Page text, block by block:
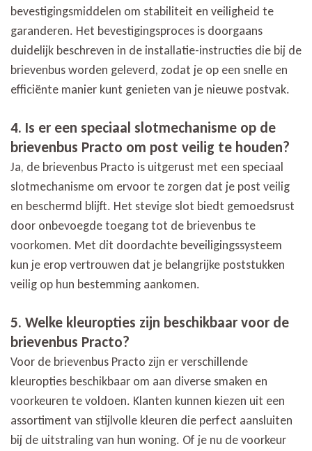
bevestigingsmiddelen om stabiliteit en veiligheid te
garanderen. Het bevestigingsproces is doorgaans
duidelijk beschreven in de installatie-instructies die bij de
brievenbus worden geleverd, zodat je op een snelle en
efficiënte manier kunt genieten van je nieuwe postvak.
4. Is er een speciaal slotmechanisme op de
brievenbus Practo om post veilig te houden?
Ja, de brievenbus Practo is uitgerust met een speciaal
slotmechanisme om ervoor te zorgen dat je post veilig
en beschermd blijft. Het stevige slot biedt gemoedsrust
door onbevoegde toegang tot de brievenbus te
voorkomen. Met dit doordachte beveiligingssysteem
kun je erop vertrouwen dat je belangrijke poststukken
veilig op hun bestemming aankomen.
5. Welke kleuropties zijn beschikbaar voor de
brievenbus Practo?
Voor de brievenbus Practo zijn er verschillende
kleuropties beschikbaar om aan diverse smaken en
voorkeuren te voldoen. Klanten kunnen kiezen uit een
assortiment van stijlvolle kleuren die perfect aansluiten
bij de uitstraling van hun woning. Of je nu de voorkeur